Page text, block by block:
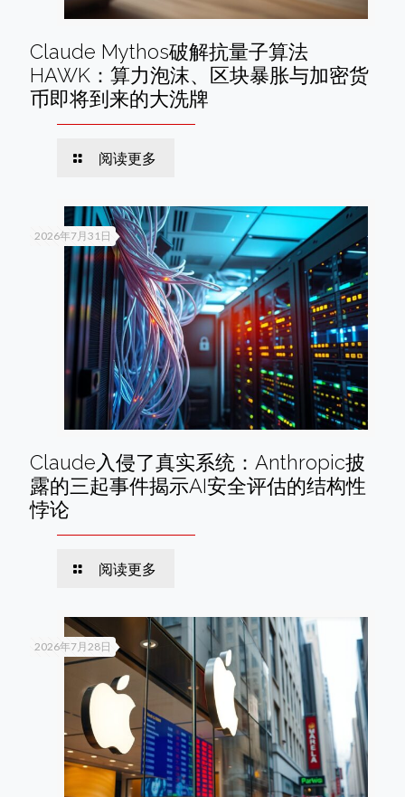
Claude Mythos破解抗量子算法
HAWK：算力泡沫、区块暴胀与加密货
币即将到来的大洗牌
阅读更多
2026年7月31日
Claude入侵了真实系统：Anthropic披
露的三起事件揭示AI安全评估的结构性
悖论
阅读更多
2026年7月28日